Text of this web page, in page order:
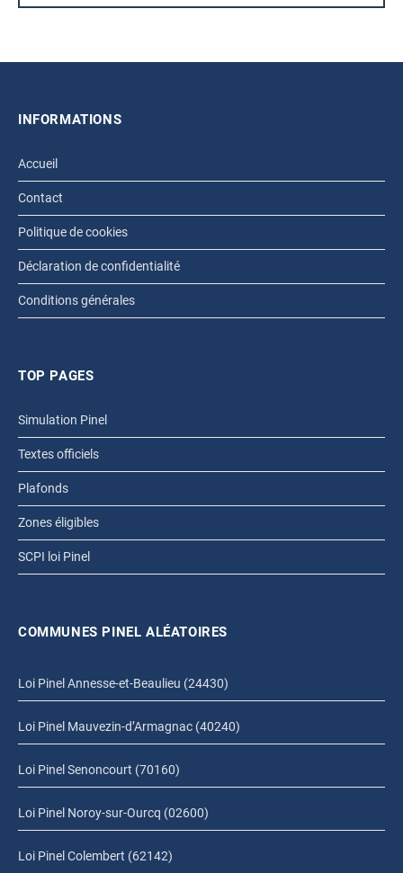
INFORMATIONS
Accueil
Contact
Politique de cookies
Déclaration de confidentialité
Conditions générales
TOP PAGES
Simulation Pinel
Textes officiels
Plafonds
Zones éligibles
SCPI loi Pinel
COMMUNES PINEL ALÉATOIRES
Loi Pinel Annesse-et-Beaulieu (24430)
Loi Pinel Mauvezin-d’Armagnac (40240)
Loi Pinel Senoncourt (70160)
Loi Pinel Noroy-sur-Ourcq (02600)
Loi Pinel Colembert (62142)